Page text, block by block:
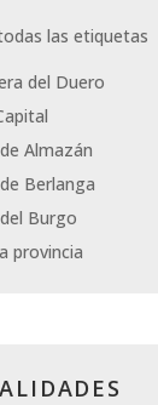
las etiquetas
del Duero
Almazán
Berlanga
Burgo
provincia